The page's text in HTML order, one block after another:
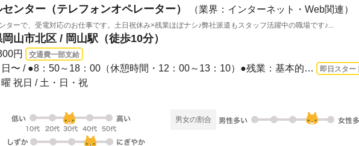
ンター（テレフォンオペレーター） （業界：インターネット・Web関連）
ターで、受電対応のお仕事です。土日祝休み×残業ほぼナシ♪弊社派遣もスタッフ活躍中の職場です♪...
岡山市北区 / 岡山駅（徒歩10分）
円 交通費一部支給
長期 即日〜 / ●8：50～18：00（休憩時間・12：00～13：10）●残業：基本的になし（5～... 即日スター
祝日 / 土・日・祝
男女の割合